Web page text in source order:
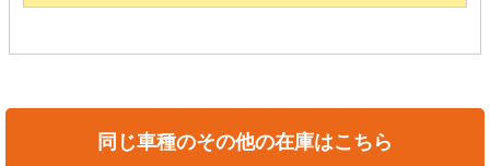
同じ車種のその他の在庫はこちら